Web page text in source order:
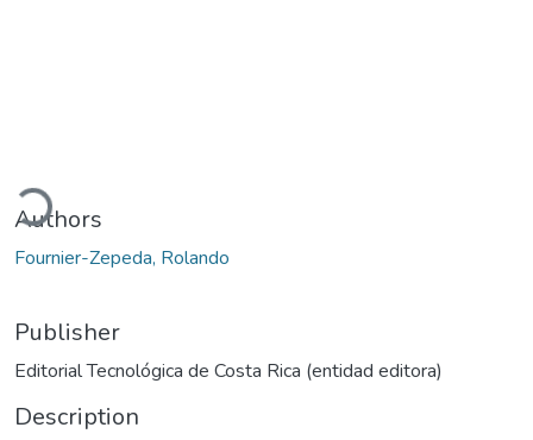
Authors
Fournier-Zepeda, Rolando
Publisher
Editorial Tecnológica de Costa Rica (entidad editora)
Description